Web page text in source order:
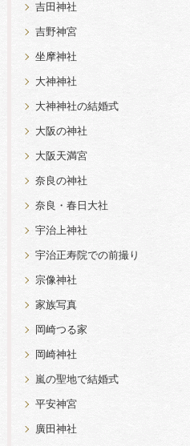
吉田神社
吉野神宮
坐摩神社
大神神社
大神神社の結婚式
大阪の神社
大阪天満宮
奈良の神社
奈良・春日大社
宇治上神社
宇治正寿院での前撮り
宗像神社
家族写真
岡崎つる家
岡崎神社
嵐の聖地で結婚式
平安神宮
廣田神社